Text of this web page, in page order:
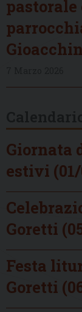
Giornata
estivi
Goretti
Festa
Goretti